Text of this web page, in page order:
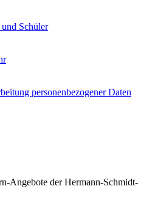
Schüler
personenbezogener Daten
Angebote der Hermann-Schmidt-